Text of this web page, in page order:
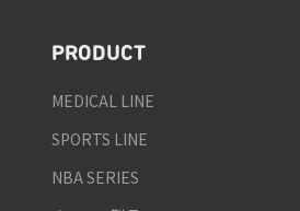
PRODUCT
MEDICAL LINE
SPORTS LINE
NBA SERIES